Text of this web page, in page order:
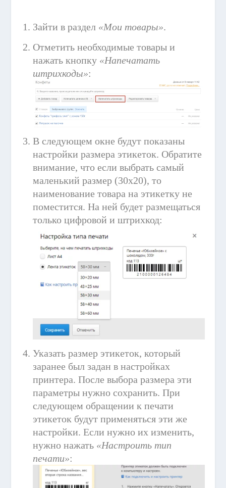
Зайти в раздел «Мои товары».
Отметить необходимые товары и
нажать кнопку «Напечатать
штрихкоды»:
В следующем окне будут показаны
настройки размера этикеток. Обратите
внимание, что если выбрать самый
маленький размер (30х20), то
наименование товара на этикетку не
поместится. На ней будет размещаться
только цифровой и штрихкод:
Указать размер этикеток, который
заранее был задан в настройках
принтера. После выбора размера эти
параметры нужно сохранить. При
следующем обращении к печати
этикеток будут применяться эти же
настройки. Если нужно их изменить,
нужно нажать «Настроить тип
печати»: